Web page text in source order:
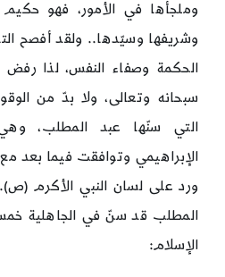
وملجأها في الأمور، فهو
وشريفها وسيّدها.. ولقد أفصح
الحكمة وصفاء النفس، لذا رفض
سبحانه وتعالى، ولا بدّ من
التي سنّها عبد المطلب،
الإبراهيمي وتوافقت فيما بعد
ورد على لسان النبي الأكرم
المطلب قد سنّ في الجاهلية
الإسلام: